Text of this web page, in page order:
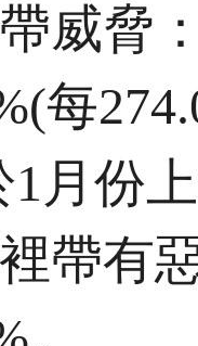
威脅
每
月份
帶有